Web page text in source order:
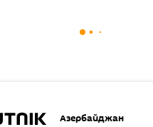
Азербайджан